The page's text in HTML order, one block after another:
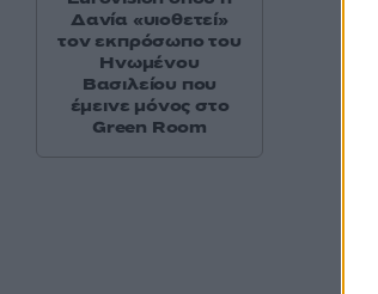
Δανία «υιοθετεί»
τον εκπρόσωπο του
Ηνωμένου
Βασιλείου που
έμεινε μόνος στο
Green Room